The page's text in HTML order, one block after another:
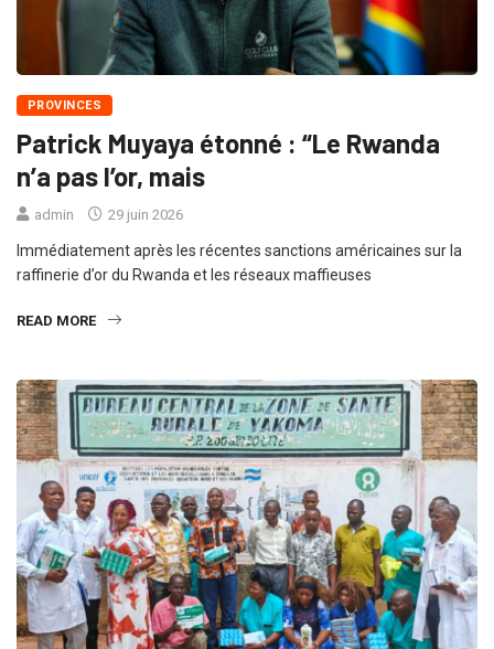
PROVINCES
Patrick Muyaya étonné : “Le Rwanda
n’a pas l’or, mais
admin 29 juin 2026
Immédiatement après les récentes sanctions américaines sur la
raffinerie d’or du Rwanda et les réseaux maffieuses
READ MORE